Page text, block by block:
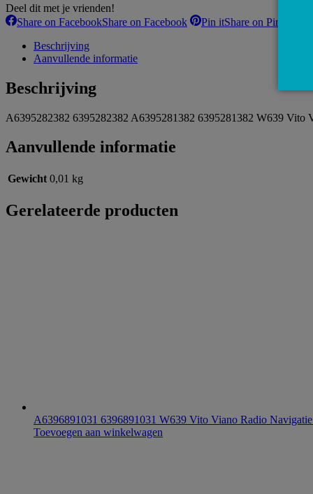
Deel dit met je vrienden!
Share on FacebookShare on Facebook Pin itShare on Pinterest
Beschrijving
Aanvullende informatie
Beschrijving
A6395282382 6395282382 A6395281382 6395281382 W639 Vito
Aanvullende informatie
Gewicht 0,01 kg
Gerelateerde producten
A6396891031 6396891031 W639 Vito Viano Radio
Toevoegen aan winkelwagen